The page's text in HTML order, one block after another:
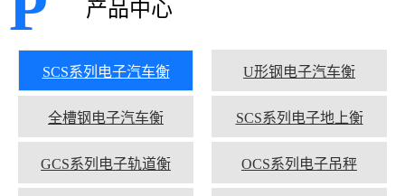
产品中心
SCS系列电子汽车衡 U形钢电子汽车衡
全槽钢电子汽车衡 SCS系列电子地上衡
GCS系列电子轨道衡 OCS系列电子吊秤